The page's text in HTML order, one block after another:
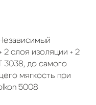
слоя изоляции + 2
3038, до самого
мягкость при
5008